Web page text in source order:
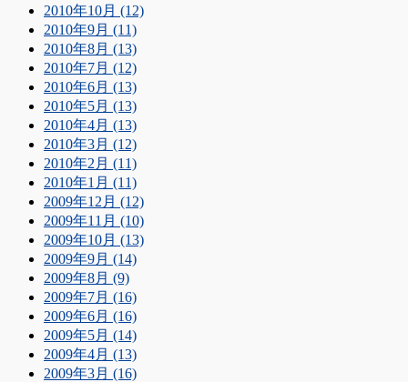
2010年10月 (12)
2010年9月 (11)
2010年8月 (13)
2010年7月 (12)
2010年6月 (13)
2010年5月 (13)
2010年4月 (13)
2010年3月 (12)
2010年2月 (11)
2010年1月 (11)
2009年12月 (12)
2009年11月 (10)
2009年10月 (13)
2009年9月 (14)
2009年8月 (9)
2009年7月 (16)
2009年6月 (16)
2009年5月 (14)
2009年4月 (13)
2009年3月 (16)